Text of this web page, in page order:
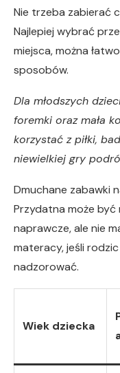
Nie trzeba zabierać
Najlepiej wybrać
miejsca, można
sposobów.
Dla młodszych
foremki oraz mała
korzystać z piłki,
niewielkiej gry
Dmuchane zabawki
Przydatna może być
naprawcze, ale nie
materacy, jeśli
nadzorować.
Wiek dziecka